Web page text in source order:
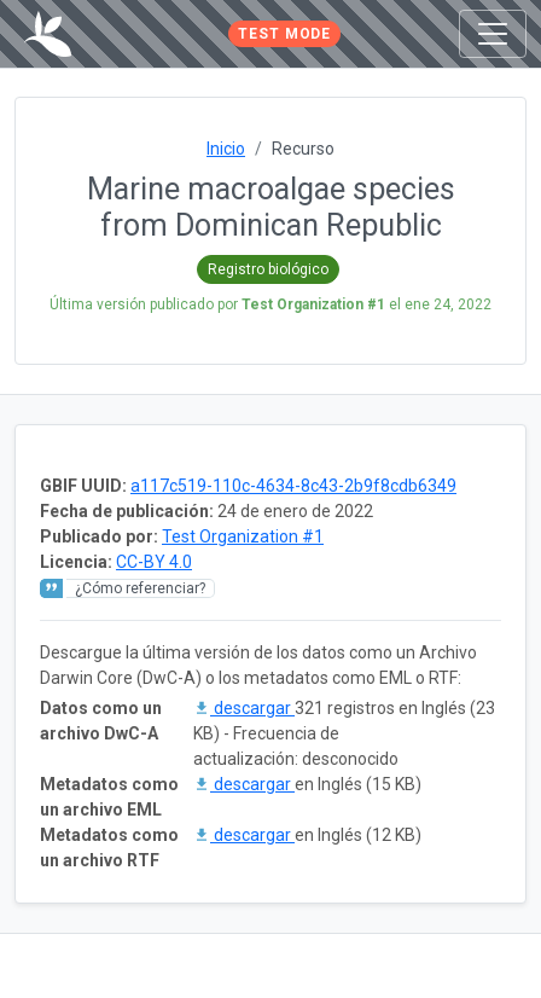
TEST MODE
Inicio Recurso
Marine macroalgae species
from Dominican Republic
Registro biológico
Última versión publicado por Test Organization #1 el ene 24, 2022
GBIF UUID: a117c519-110c-4634-8c43-2b9f8cdb6349
Fecha de publicación: 24 de enero de 2022
Publicado por: Test Organization #1
Licencia: CC-BY 4.0
¿Cómo referenciar?
Descargue la última versión de los datos como un Archivo
Darwin Core (DwC-A) o los metadatos como EML o RTF:
Datos como un
archivo DwC-A
descargar321 registros en Inglés (23
KB) - Frecuencia de
actualización: desconocido
Metadatos como
un archivo EML
descargaren Inglés (15 KB)
Metadatos como
un archivo RTF
descargaren Inglés (12 KB)